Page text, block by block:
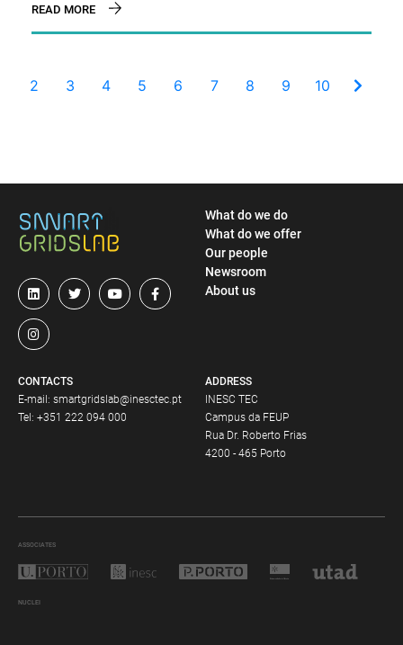
2029?
READ MORE
2 3 4 5 6 7 8 9 10
ADDRESS
INESC TEC
Campus da FEUP
Rua Dr. Roberto Frias
4200 - 465 Porto
CONTACTS
E-mail: smartgridslab@inesctec.pt
Tel: +351 222 094 000
What do we do
What do we offer
Our people
Newsroom
About us
ASSOCIATES
NUCLEI